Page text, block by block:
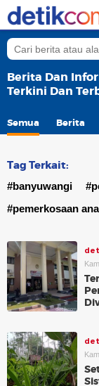
Berita Dan
Terkini Dan
Semua Berita
Tag Terkait:
#banyuwangi
#pemerkosaan